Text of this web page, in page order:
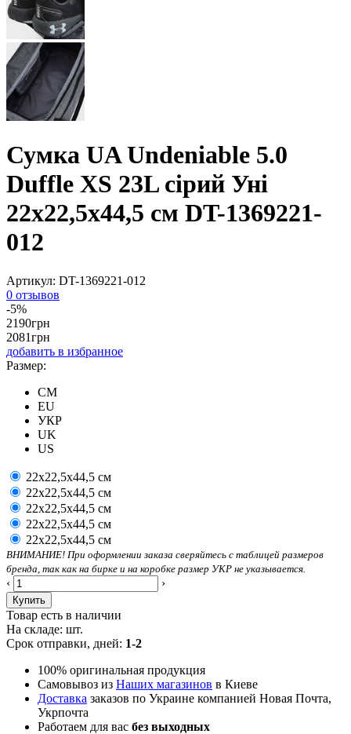
Сумка UA Undeniable 5.0
Duffle XS 23L сірий Уні
22x22,5x44,5 см DT-1369221-
012
Артикул: DT-1369221-012
0 отзывов
-5%
2190грн
2081грн
добавить в избранное
Размер:
CM
EU
УКР
UK
US
22x22,5x44,5 см
22x22,5x44,5 см
22x22,5x44,5 см
22x22,5x44,5 см
22x22,5x44,5 см
ВНИМАНИЕ! При оформлении заказа сверяйтесь с таблицей размеров
бренда, так как на бирке и на коробке размер УКР не указывается.
‹ ›
Купить
Товар есть в наличии
На складе: шт.
Срок отправки, дней: 1-2
100% оригинальная продукция
Самовывоз из Наших магазинов в Киеве
Доставка заказов по Украине компанией Новая Почта,
Укрпочта
Работаем для вас без выходных